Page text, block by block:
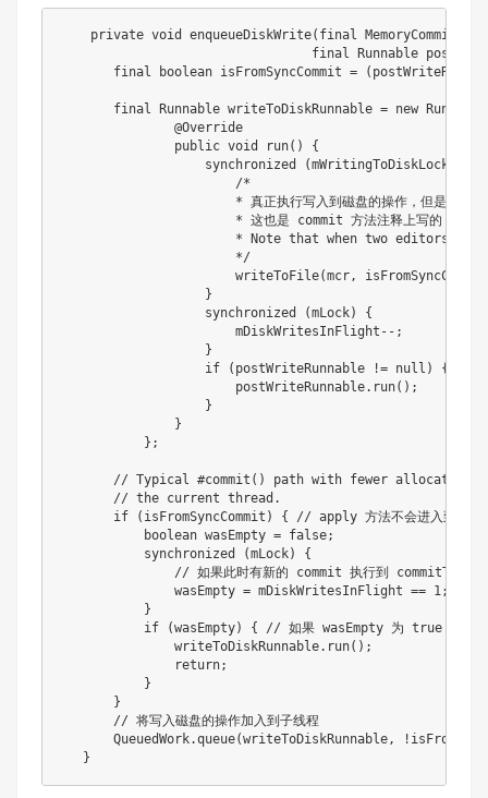
private void enqueueDiskWrite( final
final
Runnable
final
boolean isFromSyncCommit = (
final Runnable writeToDiskRunnable = new Runnable
@Override
public void run( )
{
synchronized
(mWritingToDiskLock
/*
* 真正执行写入到磁盘的操作，但是
                       * 这也是 commit 方法注释上写的：
* Note that when two editors
                       */
writeToFile(mcr , isFromSyncCommit
}
synchronized
(mLock)
{
                       mDiskWritesInFlight
-- ;
}
if
( postWriteRunnable != null )
{
                       postWriteRunnable
. run( ) ;
}
}
} ;
// Typical #commit() path with fewer
// the current thread.
if
( isFromSyncCommit ) {
// apply 方法不会进入到这个
boolean wasEmpty = false;
synchronized
(mLock)
{
// 如果此时有新的 commit 执行到
               wasEmpty
= mDiskWritesInFlight == 1 ;
}
if
(wasEmpty) {
// 如果 wasEmpty 为 true，则直接
               writeToDiskRunnable
. run( ) ;
return;
}
}
// 将写入磁盘的操作加入到子线程
QueuedWork.queue(writeToDiskRunnable , !
}